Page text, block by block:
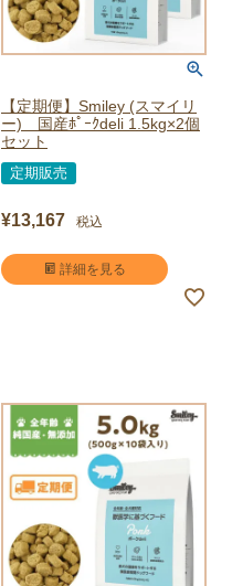
【定期便】Smiley (スマイリ
ー) 国産ﾎﾟｰｸdeli 1.5kg×2個
セット
定期販売
¥13,167 税込
詳細を見る